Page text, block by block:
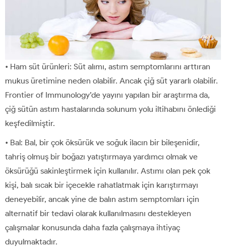
• Ham süt ürünleri: Süt alımı, astım semptomlarını arttıran
mukus üretimine neden olabilir. Ancak çiğ süt yararlı olabilir.
Frontier of Immunology’de yayını yapılan bir araştırma da,
çiğ sütün astım hastalarında solunum yolu iltihabını önlediği
keşfedilmiştir.
• Bal: Bal, bir çok öksürük ve soğuk ilacın bir bileşenidir,
tahriş olmuş bir boğazı yatıştırmaya yardımcı olmak ve
öksürüğü sakinleştirmek için kullanılır. Astımı olan pek çok
kişi, balı sıcak bir içecekle rahatlatmak için karıştırmayı
deneyebilir, ancak yine de balın astım semptomları için
alternatif bir tedavi olarak kullanılmasını destekleyen
çalışmalar konusunda daha fazla çalışmaya ihtiyaç
duyulmaktadır.